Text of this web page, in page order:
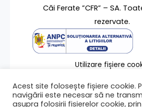
Căi Ferate ”CFR” – SA.
rezervate.
Utilizare fișiere
Contact
Acest site folosește fișiere cookie.
navigării este necesar să ne
asupra folosirii fișierelor cookie,